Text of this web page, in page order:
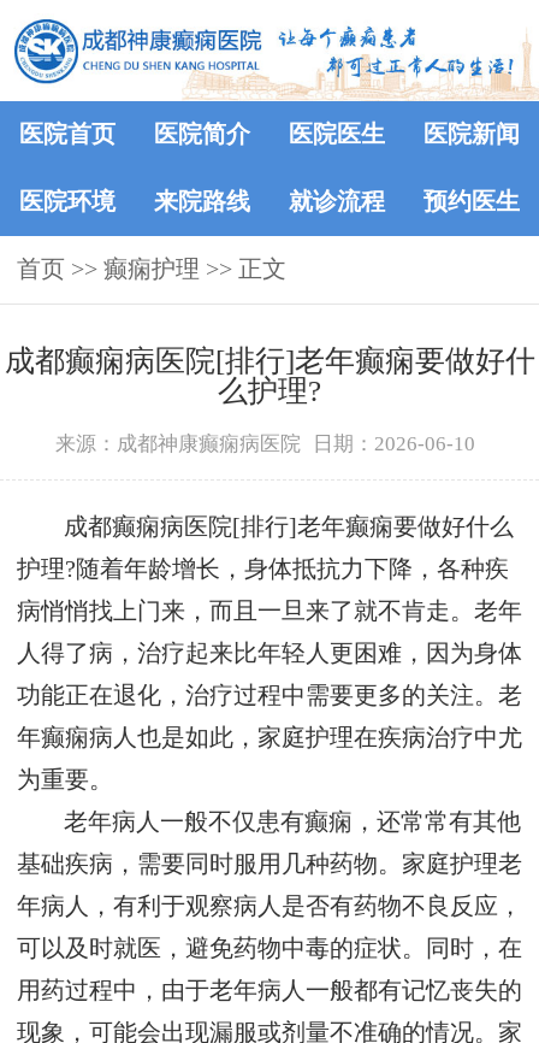
医院首页 医院简介 医院医生 医院新闻
医院环境 来院路线 就诊流程 预约医生
首页 >> 癫痫护理 >> 正文
成都癫痫病医院[排行]老年癫痫要做好什
么护理?
来源：成都神康癫痫病医院 日期：2026-06-10
成都癫痫病医院[排行]老年癫痫要做好什么
护理?随着年龄增长，身体抵抗力下降，各种疾
病悄悄找上门来，而且一旦来了就不肯走。老年
人得了病，治疗起来比年轻人更困难，因为身体
功能正在退化，治疗过程中需要更多的关注。老
年癫痫病人也是如此，家庭护理在疾病治疗中尤
为重要。
老年病人一般不仅患有癫痫，还常常有其他
基础疾病，需要同时服用几种药物。家庭护理老
年病人，有利于观察病人是否有药物不良反应，
可以及时就医，避免药物中毒的症状。同时，在
用药过程中，由于老年病人一般都有记忆丧失的
现象，可能会出现漏服或剂量不准确的情况。家